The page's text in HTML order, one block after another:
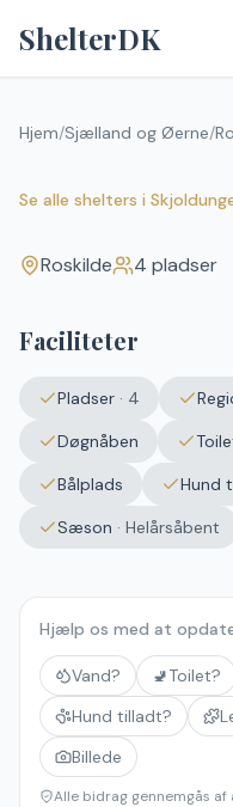
ShelterDK
Hjem/Sjælland og Øerne/
Se alle shelters i
Shelterplads
Roskilde
Roskilde 4 pladser
Faciliteter
Pladser · 4
Døgnåben
Bålplads
Hund
Sæson · Helårsåbent
Hjælp os med at
Vand? 🚽Toilet?
Hund tilladt?
Billede
Alle bidrag gennemgås af